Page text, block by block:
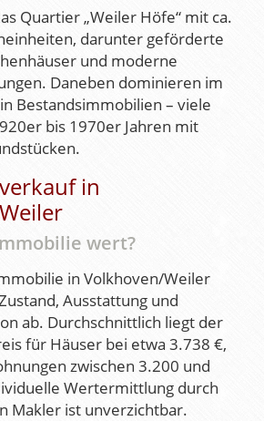
Quartier „Weiler Höfe“ mit ca.
darunter geförderte
und moderne
Daneben dominieren im
Bestandsimmobilien – viele
bis 1970er Jahren mit
in
wert?
in Volkhoven/Weiler
Ausstattung und
ab. Durchschnittlich liegt der
für Häuser bei etwa 3.738 €,
zwischen 3.200 und
Wertermittlung durch
Makler ist unverzichtbar.